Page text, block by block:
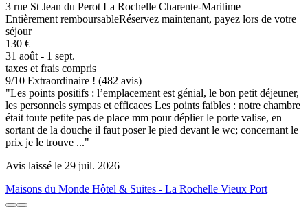
3 rue St Jean du Perot La Rochelle Charente-Maritime
Entièrement remboursableRéservez maintenant, payez lors de votre
séjour
130 €
31 août - 1 sept.
taxes et frais compris
9/10 Extraordinaire ! (482 avis)
"Les points positifs : l’emplacement est génial, le bon petit déjeuner,
les personnels sympas et efficaces Les points faibles : notre chambre
était toute petite pas de place mm pour déplier le porte valise, en
sortant de la douche il faut poser le pied devant le wc; concernant le
prix je le trouve ..."
Avis laissé le 29 juil. 2026
Maisons du Monde Hôtel & Suites - La Rochelle Vieux Port